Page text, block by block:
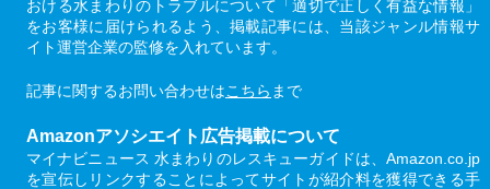
おける水まわりのトラブルについて「適切で正しく有益な情報」
をお客様に届けられるよう、掲載記事には、当該ジャンル情報サ
イト運営企業の監修を入れています。
記事に関するお問い合わせはこちら まで
Amazonアソシエイト広告掲載について
マイナビニュース 水まわりのレスキューガイドは、Amazon.co.jp
を宣伝しリンクすることによってサイトが紹介料を獲得できる手